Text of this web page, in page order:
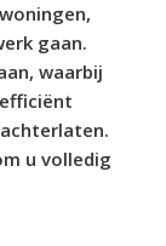
gaan.
waarbij
u volledig